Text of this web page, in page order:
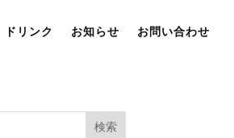
ドリンク お知らせ お問い合わせ
検索